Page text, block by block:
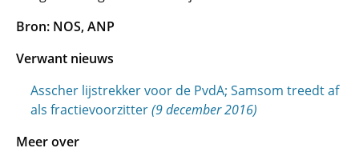
Bron: NOS, ANP
Verwant nieuws
Asscher lijstrekker voor de PvdA; Samsom treedt af
als fractievoorzitter(9 december 2016)
Meer over